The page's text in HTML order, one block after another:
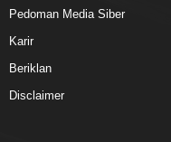
Pedoman Media Siber
Karir
Beriklan
Disclaimer